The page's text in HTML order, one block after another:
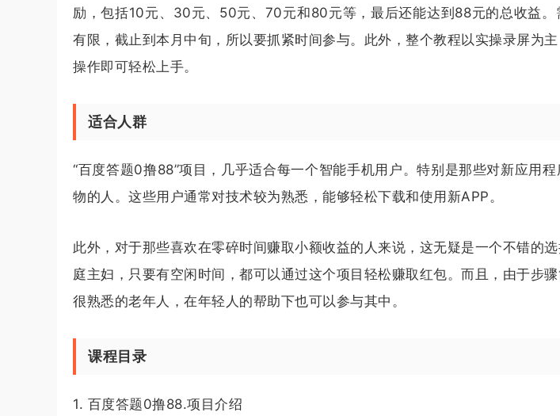
励，包括10元、30元、50元、70元和80元等，最后还能达到88元的总收益。
有限，截止到本月中旬，所以要抓紧时间参与。此外，整个教程以实操录屏为
操作即可轻松上手。
适合人群
“百度答题0撸88”项目，几乎适合每一个智能手机用户。特别是那些对新应用
物的人。这些用户通常对技术较为熟悉，能够轻松下载和使用新APP。
此外，对于那些喜欢在零碎时间赚取小额收益的人来说，这无疑是一个不错的
庭主妇，只要有空闲时间，都可以通过这个项目轻松赚取红包。而且，由于步
很熟悉的老年人，在年轻人的帮助下也可以参与其中。
课程目录
1. 百度答题0撸88.项目介绍